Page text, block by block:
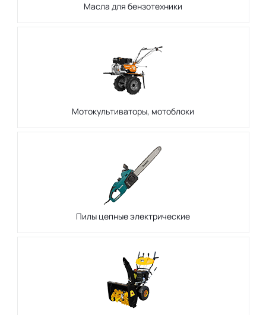
Масла для бензотехники
Мотокультиваторы, мотоблоки
Пилы цепные электрические